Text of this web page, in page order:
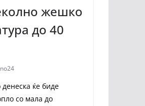
жешко
до 40
ќе биде
со мала до